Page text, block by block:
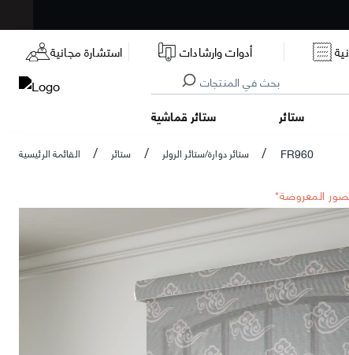
استشارة مجانية أدوات وارشادات
ستائر قماشية ستائر
القائمة الرئيسية / ستائر / ستائر دوارة/ستائر الرولر / FR960
المعروضة